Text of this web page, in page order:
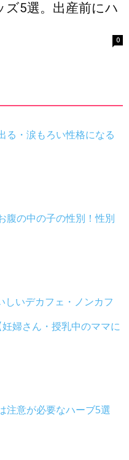
5選。出産前にハ
0
る・涙もろい性格になる
腹の中の子の性別！性別
しいデカフェ・ノンカフ
婦さん・授乳中のママに
注意が必要なハーブ5選